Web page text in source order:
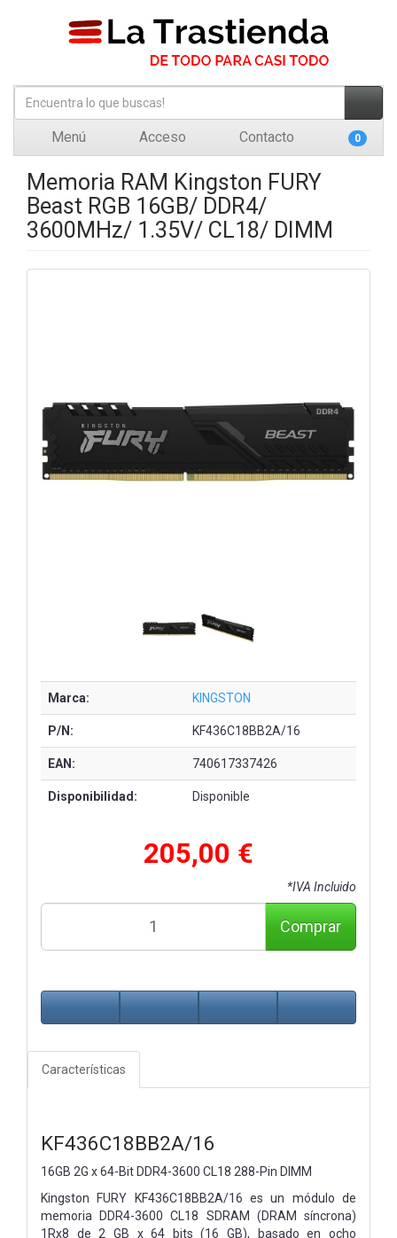
Menú Acceso Contacto 0
Memoria RAM Kingston FURY
Beast RGB 16GB/ DDR4/
3600MHz/ 1.35V/ CL18/ DIMM
Marca: KINGSTON
P/N: KF436C18BB2A/16
EAN: 740617337426
Disponibilidad: Disponible
205,00 €
*IVA Incluido
Comprar
Características
KF436C18BB2A/16
16GB 2G x 64-Bit DDR4-3600 CL18 288-Pin DIMM
Kingston FURY KF436C18BB2A/16 es un módulo de
memoria DDR4-3600 CL18 SDRAM (DRAM síncrona)
1Rx8 de 2 GB x 64 bits (16 GB), basado en ocho